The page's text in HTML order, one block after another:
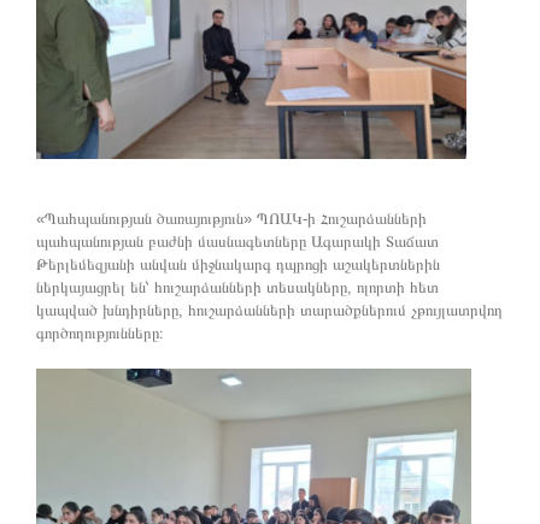
«Պահպանության ծառայություն» ՊՈԱԿ-ի Հուշարձանների
պահպանության բաժնի մասնագետները Ագարակի Տաճատ
Թերլեմեզյանի անվան միջնակարգ դպրոցի աշակերտներին
ներկայացրել են՝ հուշարձանների տեսակները, ոլորտի հետ
կապված խնդիրները, հուշարձանների տարածքներում չթույլատրվող
գործողությունները։